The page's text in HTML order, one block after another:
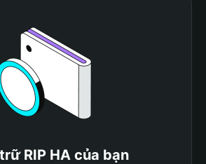
RIP HA của bạn